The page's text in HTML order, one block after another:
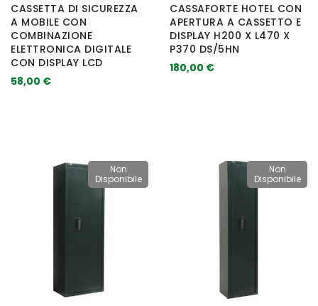
CASSETTA DI SICUREZZA
A MOBILE CON
COMBINAZIONE
ELETTRONICA DIGITALE
CON DISPLAY LCD
58,00 €
CASSAFORTE HOTEL CON
APERTURA A CASSETTO E
DISPLAY H200 X L470 X
P370 DS/5HN
180,00 €
Non
Disponibile
Non
Disponibile